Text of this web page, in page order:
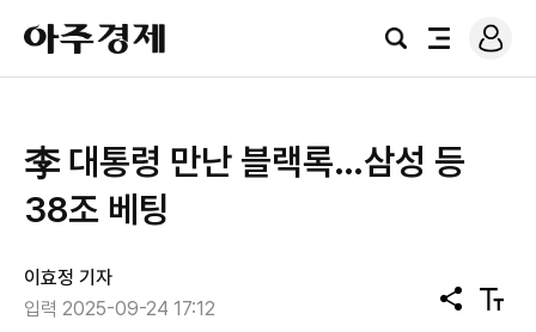
아
주
경
검
전
로
그
李 대통령 만난 블랙록…삼성 등
38조 베팅
이효정 기자
입력 2025-09-24 17:12
공
유
텍
스